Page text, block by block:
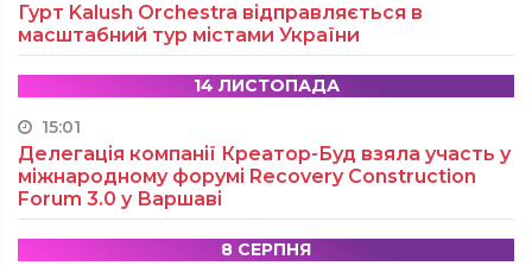
Гурт Kalush Orchestra відправляється в
масштабний тур містами України
14 ЛИСТОПАДА
15:01
Делегація компанії Креатор-Буд взяла участь у
міжнародному форумі Recovery Construction
Forum 3.0 у Варшаві
8 СЕРПНЯ